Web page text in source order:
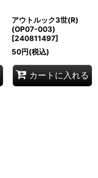
アウトルック3世(R)
(OP07-003)
[240811497]
50円(税込)
カートに入れる